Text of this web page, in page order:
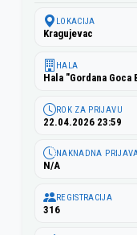
LOKACIJA
Kragujevac
HALA
Hala "Gordana
ROK ZA PRIJAVU
22.04.2026 23:59
NAKNADNA
N/A
REGISTRACIJA
316